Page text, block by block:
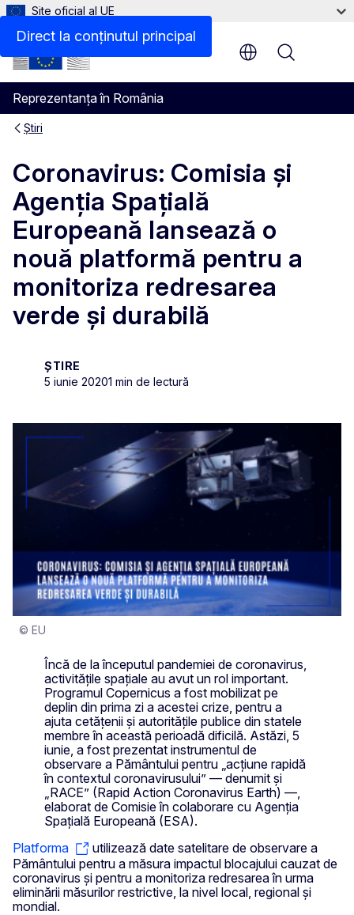
Direct la conținutul principal
Site oficial al UE
Reprezentanța în România
Menu
Știri
Coronavirus: Comisia și
Agenția Spațială
Europeană lansează o
nouă platformă pentru a
monitoriza redresarea
verde și durabilă
ȘTIRE
5 iunie 20201 min de lectură
© EU
Încă de la începutul pandemiei de coronavirus,
activitățile spațiale au avut un rol important.
Programul Copernicus a fost mobilizat pe
deplin din prima zi a acestei crize, pentru a
ajuta cetățenii și autoritățile publice din statele
membre în această perioadă dificilă. Astăzi, 5
iunie, a fost prezentat instrumentul de
observare a Pământului pentru „acțiune rapidă
în contextul coronavirusului” — denumit și
„RACE” (Rapid Action Coronavirus Earth) —,
elaborat de Comisie în colaborare cu Agenția
Spațială Europeană (ESA).
Platforma
utilizează date satelitare de observare a
Pământului pentru a măsura impactul blocajului cauzat de
coronavirus și pentru a monitoriza redresarea în urma
eliminării măsurilor restrictive, la nivel local, regional și
mondial.